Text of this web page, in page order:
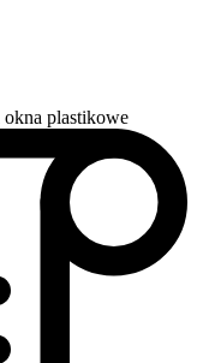
okna plastikowe